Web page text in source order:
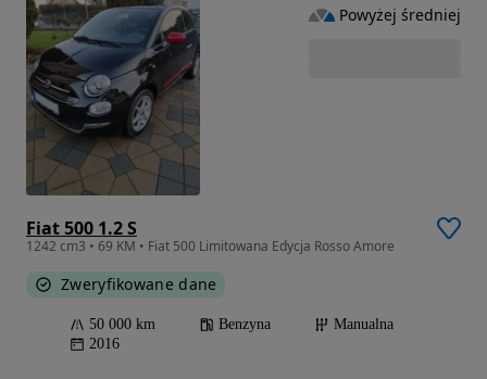
Fiat 500 1.2 S
1242 cm3 • 69 KM • Fiat 500 Limitowana Edycja Rosso Amore
Zweryfikowane dane
50 000 km Benzyna
Manualna
2016
Powyżej średniej